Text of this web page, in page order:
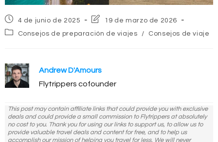
Publicación
de
la
4 de junio de 2025
Última
de
19 de marzo de 2026
Categoría
Consejos de preparación de viajes / Consejos de viaje
Andrew D'Amours
Flytrippers cofounder
This post may contain affiliate links that could provide you with exclusive
deals and could provide a small commission to Flytrippers at absolutely
no cost to you. Thank you for using our links to support us, to allow us to
provide valuable travel deals and content for free, and to help us
accomplish our mission of helping you travel for less. We will never